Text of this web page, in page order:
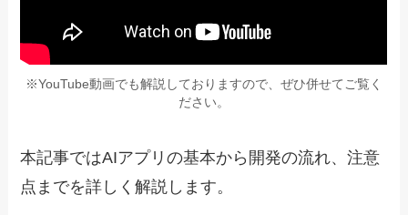
※YouTube動画でも解説しておりますので、ぜひ併せてご覧く
ださい。
本記事ではAIアプリの基本から開発の流れ、注意
点までを詳しく解説します。